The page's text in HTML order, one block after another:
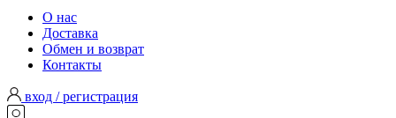
О нас
Доставка
Обмен и возврат
Контакты
вход / регистрация